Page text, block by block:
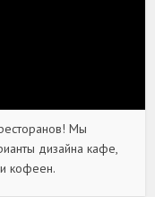
Мы
дизайна кафе,
кофеен.